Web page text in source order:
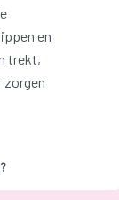
en
trekt,
zorgen